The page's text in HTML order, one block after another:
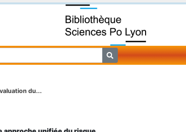
du...